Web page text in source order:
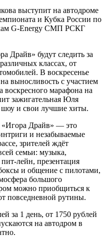
Драйв» будут следить за
классах, от
В воскресенье
выносливость с участием
марафона на
зажигательная Юля
шоу и свои лучшие хиты.
«Игора Драйв» — это
и незабываемые
зрителей ждёт
семьи: музыка,
лейн, презентация
и общение с пилотами,
большого
можно приобщиться к
повседневной рутины.
за 1 день, от 1750 рублей
на автодром в